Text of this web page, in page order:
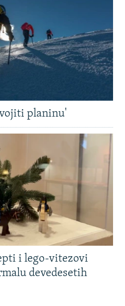
planinu'
i lego-vitezovi
devedesetih